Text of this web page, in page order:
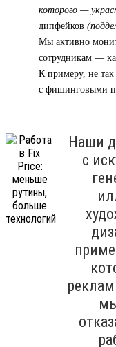
которого —
дипфейков
Мы активно
сотрудникам —
К примеру, не
с фишинговыми
Наши
с